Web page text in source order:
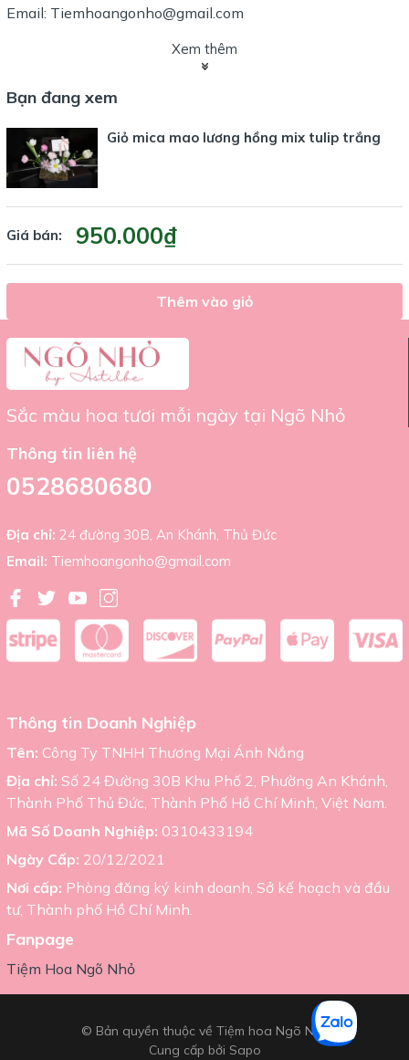
Email: Tiemhoangonho@gmail.com
Xem thêm
Bạn đang xem
Giỏ mica mao lương hồng mix tulip trắng
Giá bán: 950.000₫
Thêm vào giỏ
Sắc màu hoa tươi mỗi ngày tại Ngõ Nhỏ
Thông tin liên hệ
0528680680
Địa chỉ: 24 đường 30B, An Khánh, Thủ Đức
Email: Tiemhoangonho@gmail.com
Thông tin Doanh Nghiệp
Tên: Công Ty TNHH Thương Mại Ánh Nắng
Địa chỉ: Số 24 Đường 30B Khu Phố 2, Phường An Khánh,
Thành Phố Thủ Đức, Thành Phố Hồ Chí Minh, Việt Nam.
Mã Số Doanh Nghiệp: 0310433194
Ngày Cấp: 20/12/2021
Nơi cấp: Phòng đăng ký kinh doanh, Sở kế hoạch và đầu
tư, Thành phố Hồ Chí Minh.
Fanpage
Tiệm Hoa Ngõ Nhỏ
© Bản quyền thuộc về Tiệm hoa Ngõ Nhỏ
Cung cấp bởi Sapo